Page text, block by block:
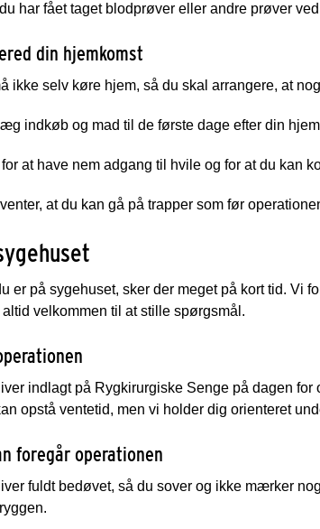
har fået taget blodprøver eller andre prøver
din hjemkomst
ikke selv køre hjem, så du skal arrangere, at
indkøb og mad til de første dage efter din
at have nem adgang til hvile og for at du kan
at du kan gå på trapper som før
er på sygehuset, sker der meget på kort tid. Vi
altid velkommen til at stille spørgsmål.
indlagt på Rygkirurgiske Senge på dagen
opstå ventetid, men vi holder dig orienteret
foregår operationen
fuldt bedøvet, så du sover og ikke mærker